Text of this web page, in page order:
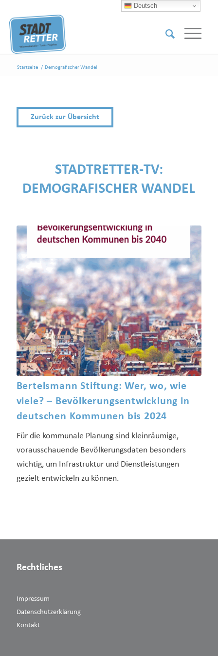
Startseite / Demografischer Wandel
Zurück zur Übersicht
STADTRETTER-TV:
DEMOGRAFISCHER WANDEL
Bertelsmann Stiftung: Wer, wo, wie
viele? – Bevölkerungsentwicklung in
deutschen Kommunen bis 2024
Für die kommunale Planung sind kleinräumige,
vorausschauende Bevölkerungsdaten besonders
wichtig, um Infrastruktur und Dienstleistungen
gezielt entwickeln zu können.
Rechtliches
Impressum
Datenschutzerklärung
Kontakt
Deutsch